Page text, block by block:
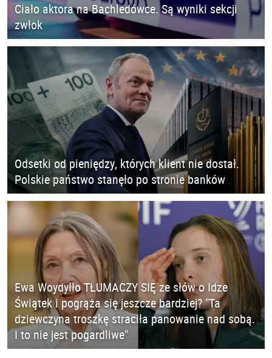
Ciało aktora na Bachledówce. Są wyniki sekcji
zwłok
Odsetki od pieniędzy, których klient nie dostał.
Polskie państwo stanęło po stronie banków
Ewa Woydyłło TŁUMACZY SIĘ ze słów o Idze
Świątek i pogrąża się jeszcze bardziej? "Ta
dziewczyna troszkę straciła panowanie nad sobą.
I to nie jest pogardliwe"